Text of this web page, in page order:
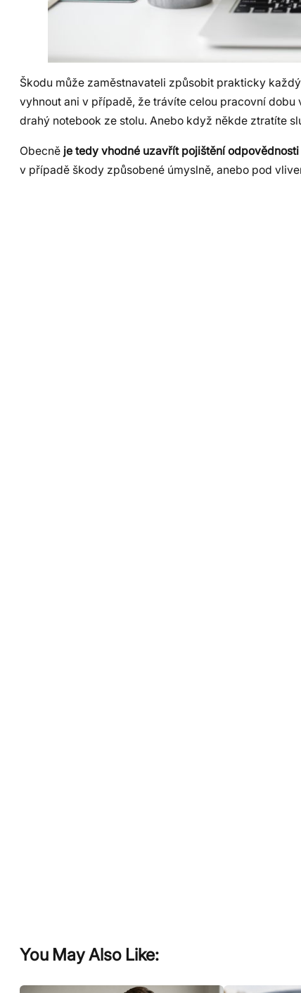
Škodu může zaměstnavateli způsobit prakticky
vyhnout ani v případě, že trávíte celou pracovní
drahý notebook ze stolu. Anebo když někde ztratíte
Obecně je tedy vhodné uzavřít pojištění
v případě škody způsobené úmyslně, anebo pod
You May Also Like: